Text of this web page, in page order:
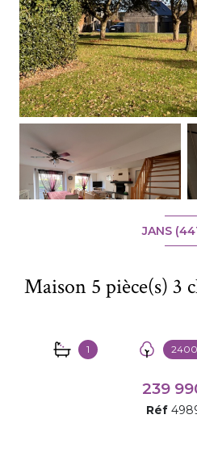
JANS
1
239
Réf